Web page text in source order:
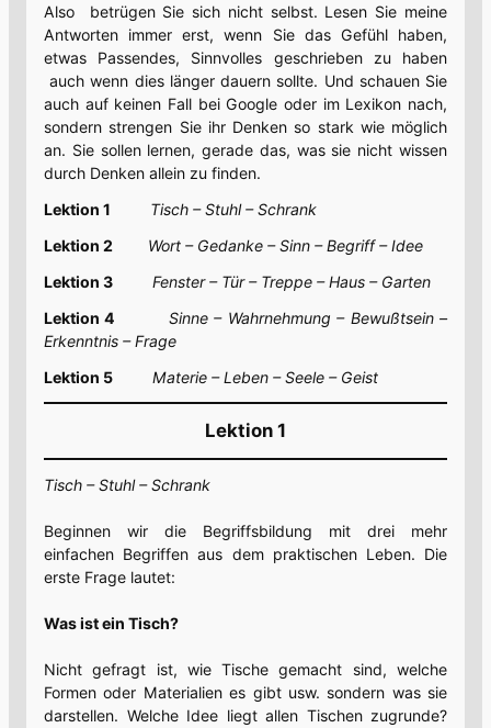
Also betrügen Sie sich nicht selbst. Lesen Sie meine
Antworten immer erst, wenn Sie das Gefühl haben,
etwas Passendes, Sinnvolles geschrieben zu haben
auch wenn dies länger dauern sollte. Und schauen Sie
auch auf keinen Fall bei Google oder im Lexikon nach,
sondern strengen Sie ihr Denken so stark wie möglich
an. Sie sollen lernen, gerade das, was sie nicht wissen
durch Denken allein zu finden.
Lektion 1
Tisch – Stuhl – Schrank
Lektion 2
Wort – Gedanke – Sinn – Begriff – Idee
Lektion 3
Fenster – Tür – Treppe – Haus – Garten
Lektion 4
Sinne – Wahrnehmung – Bewußtsein –
Erkenntnis – Frage
Lektion 5
Materie – Leben – Seele – Geist
Lektion 1
Tisch – Stuhl – Schrank
Beginnen wir die Begriffsbildung mit drei mehr
einfachen Begriffen aus dem praktischen Leben. Die
erste Frage lautet:
Was ist ein Tisch?
Nicht gefragt ist, wie Tische gemacht sind, welche
Formen oder Materialien es gibt usw. sondern was sie
darstellen. Welche Idee liegt allen Tischen zugrunde?